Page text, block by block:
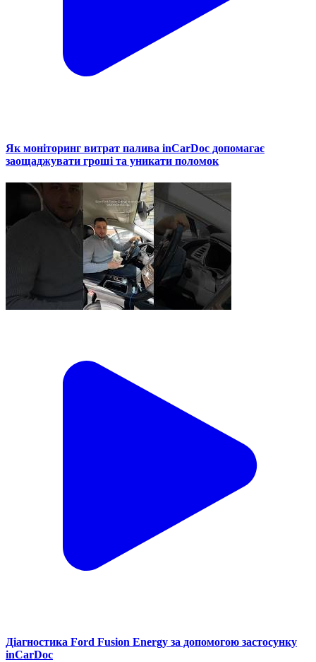
Як моніторинг витрат палива inCarDoc допомагає
заощаджувати гроші та уникати поломок
Діагностика Ford Fusion Energy за допомогою застосунку
inCarDoc